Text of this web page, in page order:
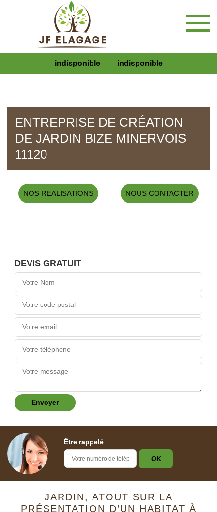
indisponible - indisponible
ENTREPRISE DE CRÉATION
DE JARDIN BIZE MINERVOIS
11120
NOS REALISATIONS NOUS CONTACTER
DEVIS GRATUIT
Être rappelé
JARDIN, ATOUT SUR LA
PRÉSENTATION D’UN HABITAT À